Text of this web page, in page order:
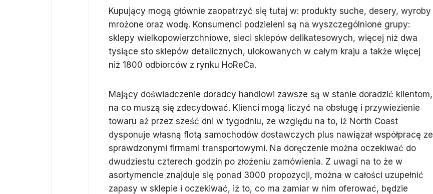
Kupujący mogą głównie zaopatrzyć się tutaj w: produkty suche, desery, wyroby
mrożone oraz wodę. Konsumenci podzieleni są na wyszczególnione grupy:
sklepy wielkopowierzchniowe, sieci sklepów delikatesowych, więcej niż dwa
tysiące sto sklepów detalicznych, ulokowanych w całym kraju a także więcej
niż 1800 odbiorców z rynku HoReCa.
Mający doświadczenie doradcy handlowi zawsze są w stanie doradzić klientom,
na co muszą się zdecydować. Klienci mogą liczyć na obsługę i przywiezienie
towaru aż przez sześć dni w tygodniu, ze względu na to, iż North Coast
dysponuje własną flotą samochodów dostawczych plus nawiązał współpracę ze
sprawdzonymi firmami transportowymi. Na doręczenie można oczekiwać do
dwudziestu czterech godzin po złożeniu zamówienia. Z uwagi na to że w
asortymencie znajduje się ponad 3000 propozycji, można w całości uzupełnić
zapasy w sklepie i oczekiwać, iż to, co ma zamiar w nim oferować, będzie